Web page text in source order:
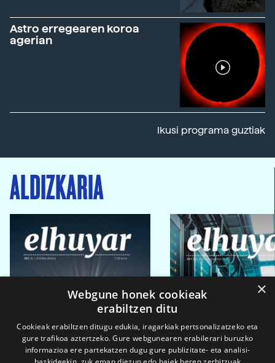
Astro erregearen koroa
agerian
Ikusi programa guztiak
ALDIZKARIA
×
Webgune honek cookieak
erabiltzen ditu
Cookieak erabiltzen ditugu edukia, iragarkiak pertsonalizatzeko eta
gure trafikoa aztertzeko. Gure webgunearen erabilerari buruzko
informazioa ere partekatzen dugu gure publizitate- eta analisi-